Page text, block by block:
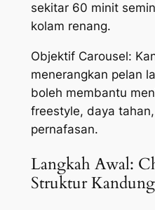
sekitar 60 minit
kolam renang.
Objektif Carousel:
menerangkan pelan
boleh membantu
freestyle, daya
pernafasan.
Langkah Awal:
Struktur